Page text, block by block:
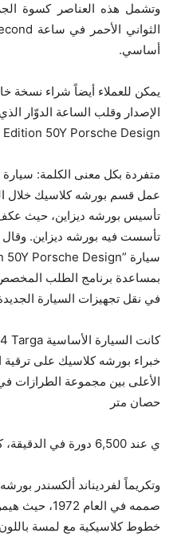
أساسي‏.
الإصدار وقلب الساعة الدوّار
Edition ‎50Y Porsche Design‏‎‏.
متفردة بكل معنى الكلمة: سيارة ‎‎911 S ‎2.4 Targa‎ التي تحمل توقيع فرديناند ألكسندر بورشه
تأسست فيه بورشه ديزاين. وقال
في نقل تجهيزات السيارة الجديدة
حصان متر
ي عند ‎6,500 دورة في الدقيقة، كما كان يعتمد على حاقن وقود ميكانيكي‏.
صممه في
خطوط كلاسيكية مع لمسة باللون